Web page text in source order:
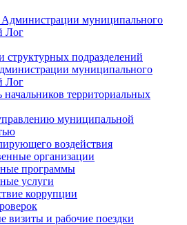
муниципального
Лог
структурных подразделений
муниципального
Лог
начальников территориальных
муниципальной
воздействия
организации
программы
услуги
коррупции
визиты и рабочие поездки